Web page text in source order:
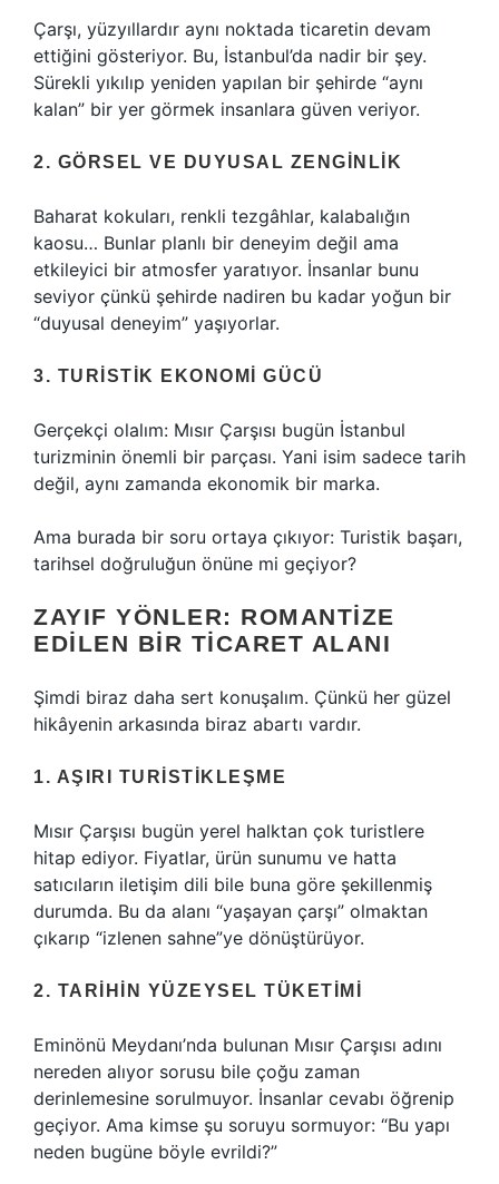
Çarşı, yüzyıllardır aynı noktada ticaretin devam
ettiğini gösteriyor. Bu, İstanbul’da nadir bir şey.
Sürekli yıkılıp yeniden yapılan bir şehirde “aynı
kalan” bir yer görmek insanlara güven veriyor.
2. GÖRSEL VE DUYUSAL ZENGINLIK
Baharat kokuları, renkli tezgâhlar, kalabalığın
kaosu… Bunlar planlı bir deneyim değil ama
etkileyici bir atmosfer yaratıyor. İnsanlar bunu
seviyor çünkü şehirde nadiren bu kadar yoğun bir
“duyusal deneyim” yaşıyorlar.
3. TURISTIK EKONOMI GÜCÜ
Gerçekçi olalım: Mısır Çarşısı bugün İstanbul
turizminin önemli bir parçası. Yani isim sadece tarih
değil, aynı zamanda ekonomik bir marka.
Ama burada bir soru ortaya çıkıyor: Turistik başarı,
tarihsel doğruluğun önüne mi geçiyor?
ZAYIF YÖNLER: ROMANTIZE
EDILEN BIR TICARET ALANI
Şimdi biraz daha sert konuşalım. Çünkü her güzel
hikâyenin arkasında biraz abartı vardır.
1. AŞIRI TURISTIKLEŞME
Mısır Çarşısı bugün yerel halktan çok turistlere
hitap ediyor. Fiyatlar, ürün sunumu ve hatta
satıcıların iletişim dili bile buna göre şekillenmiş
durumda. Bu da alanı “yaşayan çarşı” olmaktan
çıkarıp “izlenen sahne”ye dönüştürüyor.
2. TARIHIN YÜZEYSEL TÜKETIMI
Eminönü Meydanı’nda bulunan Mısır Çarşısı adını
nereden alıyor sorusu bile çoğu zaman
derinlemesine sorulmuyor. İnsanlar cevabı öğrenip
geçiyor. Ama kimse şu soruyu sormuyor: “Bu yapı
neden bugüne böyle evrildi?”